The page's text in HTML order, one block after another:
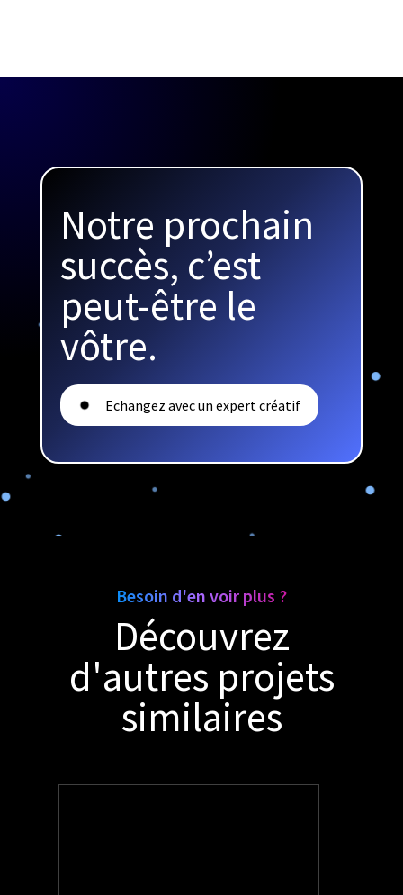
Notre prochain
succès, c’est
peut-être le
vôtre.
Echangez avec un expert créatif
Besoin d'en voir plus ?
Découvrez
d'autres projets
similaires